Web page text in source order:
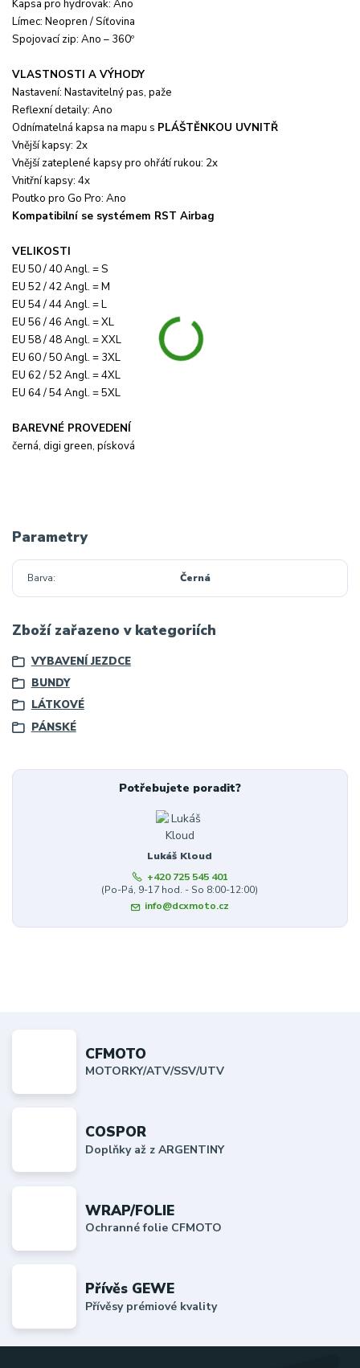
Kapsa pro hydrovak: Ano
Límec: Neopren / Síťovina
Spojovací zip: Ano – 360º
VLASTNOSTI A VÝHODY
Nastavení: Nastavitelný pas, paže
Reflexní detaily: Ano
Odnímatelná kapsa na mapu s PLÁŠTĚNKOU UVNITŘ
Vnější kapsy: 2x
Vnější zateplené kapsy pro ohřátí rukou: 2x
Vnitřní kapsy: 4x
Poutko pro Go Pro: Ano
Kompatibilní se systémem RST Airbag
VELIKOSTI
EU 50 / 40 Angl. = S
EU 52 / 42 Angl. = M
EU 54 / 44 Angl. = L
EU 56 / 46 Angl. = XL
EU 58 / 48 Angl. = XXL
EU 60 / 50 Angl. = 3XL
EU 62 / 52 Angl. = 4XL
EU 64 / 54 Angl. = 5XL
BAREVNÉ PROVEDENÍ
černá, digi green, písková
Parametry
Barva Černá
Zboží zařazeno v kategoriích
VYBAVENÍ JEZDCE
BUNDY
LÁTKOVÉ
PÁNSKÉ
Potřebujete poradit?
Lukáš Kloud
+420 725 545 401
(Po-Pá, 9-17 hod. - So 8:00-12:00)
info@dcxmoto.cz
CFMOTO
MOTORKY/ATV/SSV/UTV
COSPOR
Doplňky až z ARGENTINY
WRAP/FOLIE
Ochranné folie CFMOTO
Přívěs GEWE
Přívěsy prémiové kvality